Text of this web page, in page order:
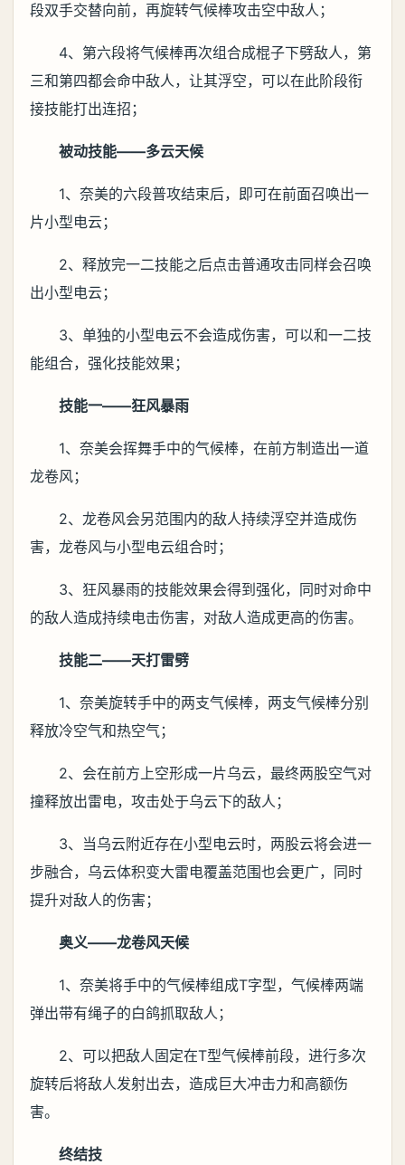
段双手交替向前，再旋转气候棒攻击空中敌人；
4、第六段将气候棒再次组合成棍子下劈敌人，第
三和第四都会命中敌人，让其浮空，可以在此阶段衔
接技能打出连招；
被动技能——多云天候
1、奈美的六段普攻结束后，即可在前面召唤出一
片小型电云；
2、释放完一二技能之后点击普通攻击同样会召唤
出小型电云；
3、单独的小型电云不会造成伤害，可以和一二技
能组合，强化技能效果；
技能一——狂风暴雨
1、奈美会挥舞手中的气候棒，在前方制造出一道
龙卷风；
2、龙卷风会另范围内的敌人持续浮空并造成伤
害，龙卷风与小型电云组合时；
3、狂风暴雨的技能效果会得到强化，同时对命中
的敌人造成持续电击伤害，对敌人造成更高的伤害。
技能二——天打雷劈
1、奈美旋转手中的两支气候棒，两支气候棒分别
释放冷空气和热空气；
2、会在前方上空形成一片乌云，最终两股空气对
撞释放出雷电，攻击处于乌云下的敌人；
3、当乌云附近存在小型电云时，两股云将会进一
步融合，乌云体积变大雷电覆盖范围也会更广，同时
提升对敌人的伤害；
奥义——龙卷风天候
1、奈美将手中的气候棒组成T字型，气候棒两端
弹出带有绳子的白鸽抓取敌人；
2、可以把敌人固定在T型气候棒前段，进行多次
旋转后将敌人发射出去，造成巨大冲击力和高额伤
害。
终结技